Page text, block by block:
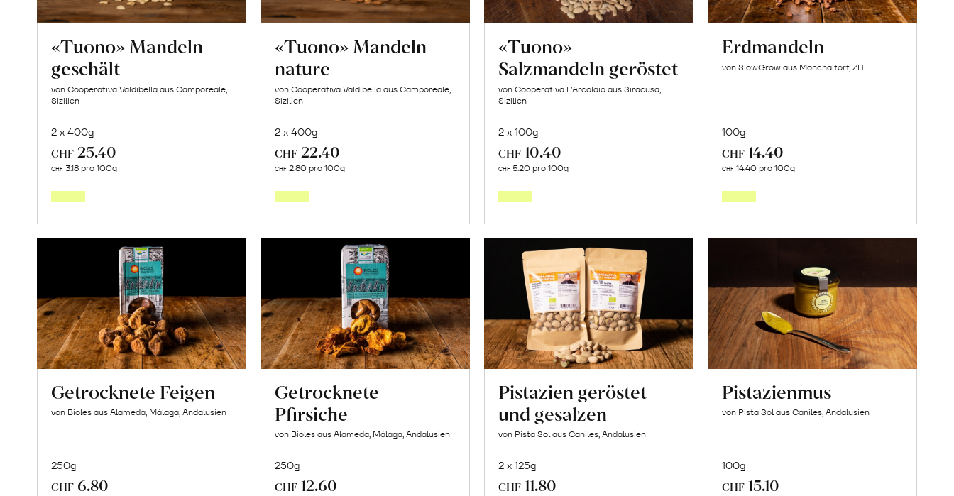
«Tuono» Mandeln
geschält
von Cooperativa Valdibella aus Camporeale,
Sizilien
2 x 400g
CHF 25.40
CHF 3.18 pro 100g
«Tuono» Mandeln
nature
von Cooperativa Valdibella aus Camporeale,
Sizilien
2 x 400g
CHF 22.40
CHF 2.80 pro 100g
«Tuono»
Salzmandeln geröstet
von Cooperativa L’Arcolaio aus Siracusa,
Sizilien
2 x 100g
CHF 10.40
CHF 5.20 pro 100g
Erdmandeln
von SlowGrow aus Mönchaltorf, ZH
100g
CHF 14.40
CHF 14.40 pro 100g
Getrocknete Feigen
von Bioles aus Alameda, Málaga, Andalusien
250g
CHF 6.80
Getrocknete
Pfirsiche
von Bioles aus Alameda, Málaga, Andalusien
250g
CHF 12.60
Pistazien geröstet
und gesalzen
von Pista Sol aus Caniles, Andalusien
2 x 125g
CHF 11.80
Pistazienmus
von Pista Sol aus Caniles, Andalusien
100g
CHF 15.10